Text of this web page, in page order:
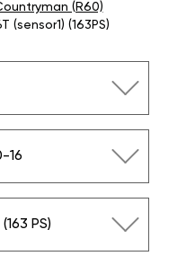
(R60)
(sensor1) (163PS)
16
PS)